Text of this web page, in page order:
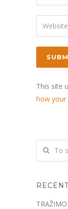
This site
how your